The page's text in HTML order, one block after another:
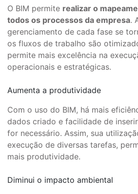
O BIM permite realizar o
todos os processos da empresa.
gerenciamento de cada fase se
os fluxos de trabalho são
permite mais excelência na
operacionais e estratégicas.
Aumenta a produtividade
Com o uso do BIM, há mais
dados criado e facilidade de
for necessário. Assim, sua
execução de diversas tarefas,
mais produtividade.
Diminui o impacto ambiental